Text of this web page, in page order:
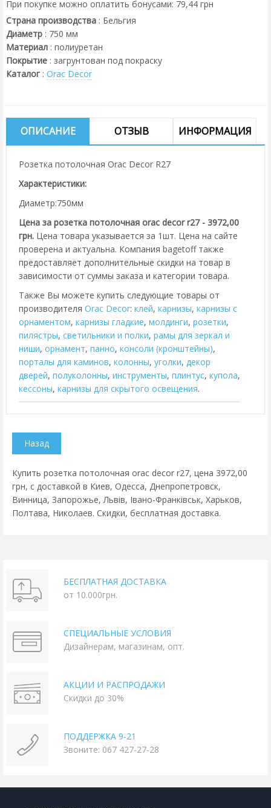
При покупке можно оплатить бонусами: 79,44 грн
Страна производства : Бельгия
Диаметр : 750 мм
Материал : полиуретан
Покрытие : загрунтован под покраску
Каталог : Orac Decor
ОПИСАНИЕ ОТЗЫВ ИНФОРМАЦИЯ
Розетка потолочная Orac Decor R27
Характеристики:
Диаметр:750мм
Цена за розетка потолочная orac decor r27 - 3972,00
грн. Цена товара указывается за 1шт. Цена на сайте
проверена и актуальна. Компания bagetoff также
предоставляет дополнительные скидки на товар в
зависимости от суммы заказа и категории товара.
Также Вы можете купить следующие товары от
производителя Orac Decor: клей, карнизы, карнизы с
орнаментом, карнизы гладкие, молдинги, розетки,
пилястры, cветильники и полки, рамы для зеркал и
ниши, орнамент, панно, консоли (кронштейны),
порталы для каминов, колонны, уголки, декор
дверей, полуколонны, инструменты, плинтус, купола,
кессоны, карнизы для скрытого освещения.
Купить розетка потолочная orac decor r27, цена 3972,00
грн, с доставкой в Киев, Одесса, Днепропетровск,
Винница, Запорожье, Львів, Івано-Франківськ, Харьков,
Полтава, Николаев. Скидки, бесплатная доставка.
БЕСПЛАТНАЯ ДОСТАВКА
от 10.000грн.
СПЕЦИАЛЬНЫЕ УСЛОВИЯ
Дизайнерам, магазинам, опт.
АКЦИИ И РАСПРОДАЖИ
Скидки до 30%
ПОДДЕРЖКА 9-21
Звоните: 067 427-27-28